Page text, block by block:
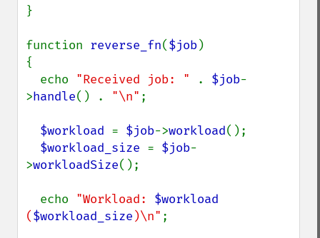
}
function reverse_fn($job)
{
  echo
"Received job: " . $job-
>handle() . "\n" ;
$workload = $job->workload();
$workload_size = $job-
>workloadSize();
  echo
"Workload: $workload
($workload_size )\n" ;